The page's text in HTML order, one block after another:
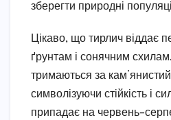
зберегти природні
Цікаво, що тирлич віддає
ґрунтам і сонячним
тримаються за кам’янистий
символізуючи стійкість і
припадає на